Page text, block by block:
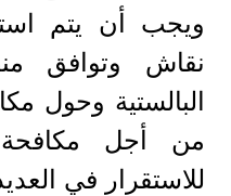
ويجب أن يتم
نقاش وتوافق
البالستية وحول
من أجل مكافحة
للاستقرار في